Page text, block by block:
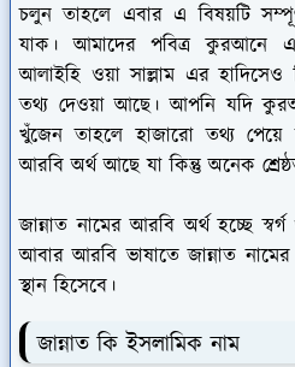
চলুন তাহলে এবার এ বিষয়টি
যাক। আমাদের পবিত্র কুরআনে
আলাইহি ওয়া সাল্লাম এর হাদিসেও
তথ্য দেওয়া আছে। আপনি যদি
খুঁজেন তাহলে হাজারো তথ্য পেয়ে
আরবি অর্থ আছে যা কিন্তু অনেক
জান্নাত নামের আরবি অর্থ হচ্ছে
আবার আরবি ভাষাতে জান্নাত
স্থান হিসেবে।
জান্নাত কি ইসলামিক নাম